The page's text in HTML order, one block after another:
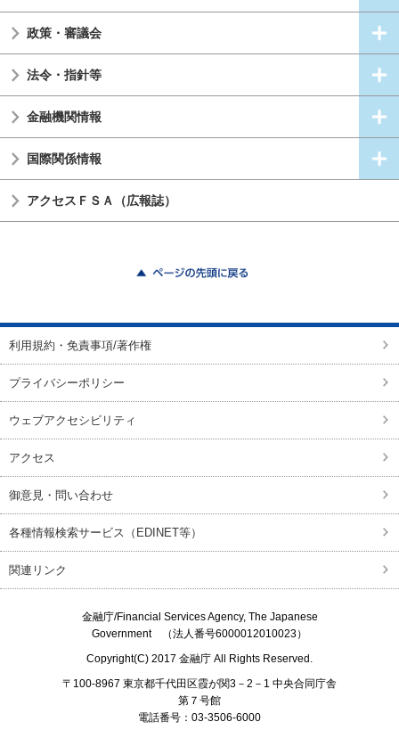
政策・審議会
法令・指針等
金融機関情報
国際関係情報
アクセスＦＳＡ（広報誌）
利用規約・免責事項/著作権
プライバシーポリシー
ウェブアクセシビリティ
アクセス
御意見・問い合わせ
各種情報検索サービス（EDINET等）
関連リンク
金融庁/Financial Services Agency, The Japanese
Government（法人番号6000012010023）
Copyright(C) 2017 金融庁 All Rights Reserved.
〒100-8967 東京都千代田区霞が関3－2－1 中央合同庁舎
第７号館
電話番号：03-3506-6000